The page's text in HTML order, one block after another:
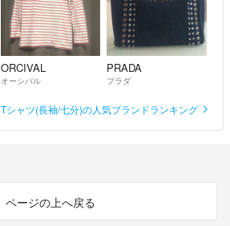
ORCIVAL
オーシバル
PRADA
プラダ
Tシャツ(長袖/七分)の人気ブランドランキング
ページの上へ戻る